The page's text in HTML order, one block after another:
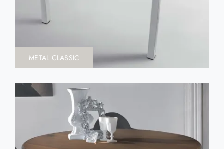
METAL CLASSIC